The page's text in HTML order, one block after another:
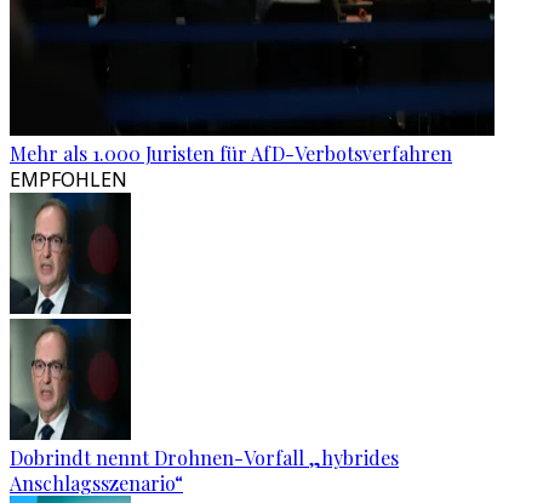
Mehr als 1.000 Juristen für AfD-Verbotsverfahren
EMPFOHLEN
Dobrindt nennt Drohnen-Vorfall „hybrides
Anschlagsszenario“